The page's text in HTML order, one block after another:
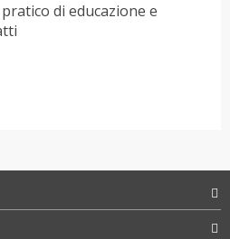
di educazione e